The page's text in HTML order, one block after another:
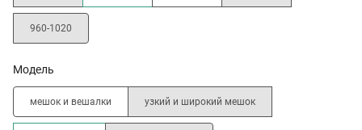
960-1020
Модель
мешок и вешалки узкий и широкий мешок